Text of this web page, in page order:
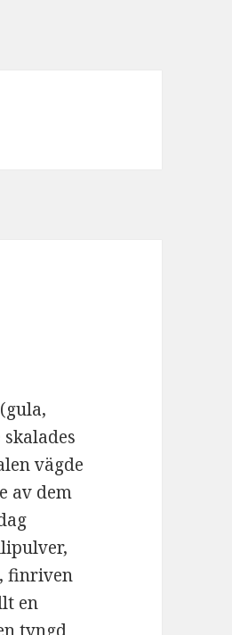
vägde
av dem
finriven
en